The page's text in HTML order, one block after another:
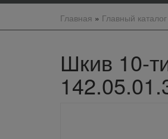
Главная » Главный каталог
Шкив 10-